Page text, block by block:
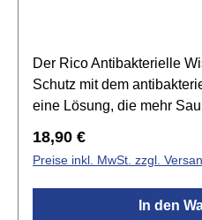
Der Rico Antibakterielle
Schutz mit dem
eine Lösung, die mehr
und für 50 Wäschen
Klarinette (Eb, Bb),
Regulärer Preis:
18,90 €
Preise inkl. MwSt. zzgl.
In den